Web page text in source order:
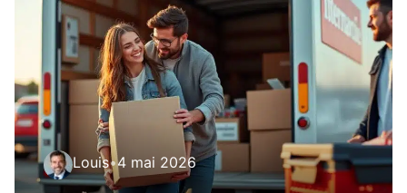
Louis•4 mai 2026